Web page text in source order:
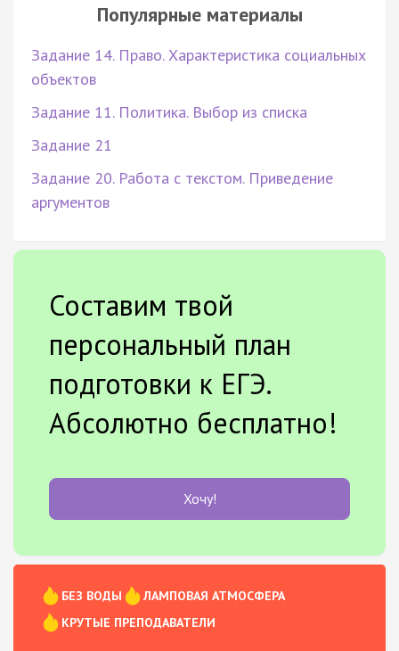
Популярные материалы
Задание 14. Право. Характеристика социальных
объектов
Задание 11. Политика. Выбор из списка
Задание 21
Задание 20. Работа с текстом. Приведение
аргументов
Составим твой
персональный план
подготовки к ЕГЭ.
Абсолютно бесплатно!
Хочу!
БЕЗ ВОДЫ
ЛАМПОВАЯ АТМОСФЕРА
КРУТЫЕ ПРЕПОДАВАТЕЛИ